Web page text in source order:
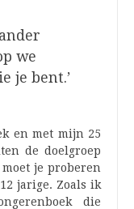
we
je bent.’
en met mijn 25
de doelgroep
je proberen
jarige. Zoals ik
die